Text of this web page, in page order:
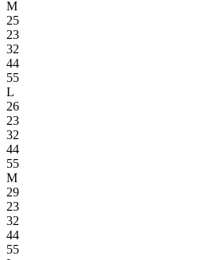
M
25
23
32
44
55
L
26
23
32
44
55
M
29
23
32
44
55